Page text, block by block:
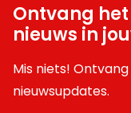
Ontvang
nieuws in
Mis niets!
nieuwsupdates.